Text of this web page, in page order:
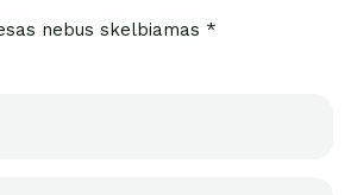
nebus skelbiamas *